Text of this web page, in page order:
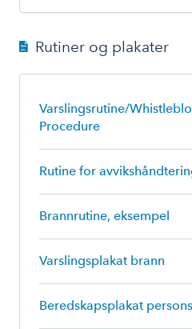
Rutiner og plakater
Varslingsrutine/
Procedure
Logg inn for å laste ned
Rutine for
Brannrutine, eksempel
Varslingsplakat brann
Beredskapsplakat